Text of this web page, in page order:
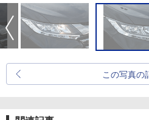
この写真の